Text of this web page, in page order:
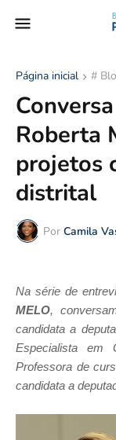
Página inicial #
Roberta
projetos
distrital
Por Camila
Na série de
MELO,
candidata a
Especialista em
Professora de
candidata a